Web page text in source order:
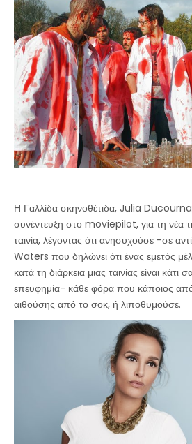
Η Γαλλίδα σκηνοθέτιδα, Julia
συνέντευξη στο moviepilot, για τη νέα
ταινία, λέγοντας ότι ανησυχούσε -σε
Waters που δηλώνει ότι ένας εμετός
κατά τη διάρκεια μιας ταινίας είναι κάτι
επευφημία- κάθε φόρα που κάποιος
αιθούσης από το σοκ, ή λιποθυμούσε.